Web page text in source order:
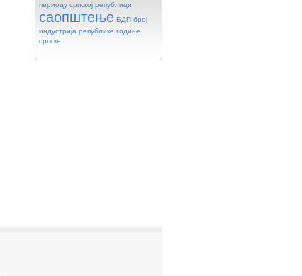
периоду српској републици
саопштење БДП број
индустрија републике године
српске